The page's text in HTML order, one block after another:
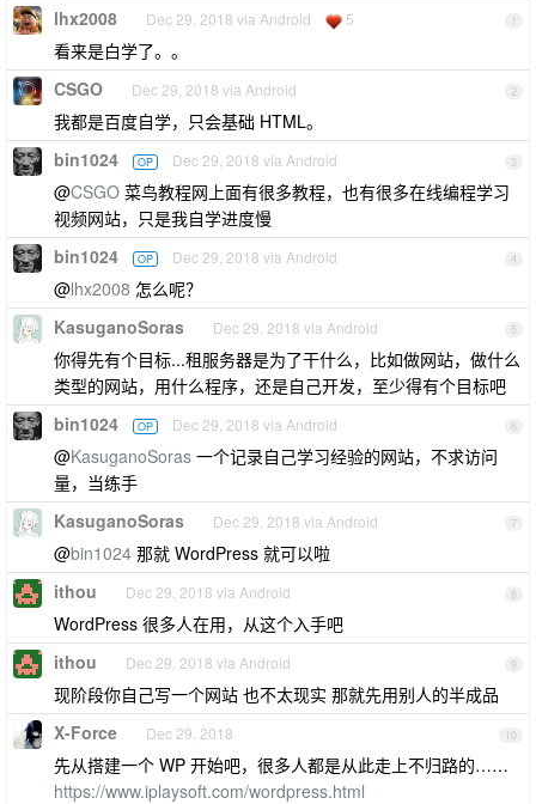
1
lhx2008 Dec 29, 2018 via Android 5
看来是白学了。。
2
CSGO Dec 29, 2018 via Android
我都是百度自学，只会基础 HTML。
3
bin1024 OP Dec 29, 2018 via Android
@CSGO 菜鸟教程网上面有很多教程，也有很多在线编程学习
视频网站，只是我自学进度慢
4
bin1024 OP Dec 29, 2018 via Android
@lhx2008 怎么呢？
5
KasuganoSoras Dec 29, 2018 via Android
你得先有个目标...租服务器是为了干什么，比如做网站，做什么
类型的网站，用什么程序，还是自己开发，至少得有个目标吧
6
bin1024 OP Dec 29, 2018 via Android
@KasuganoSoras 一个记录自己学习经验的网站，不求访问
量，当练手
7
KasuganoSoras Dec 29, 2018 via Android
@bin1024 那就 WordPress 就可以啦
8
ithou Dec 29, 2018 via Android
WordPress 很多人在用，从这个入手吧
9
ithou Dec 29, 2018 via Android
现阶段你自己写一个网站 也不太现实 那就先用别人的半成品
10
X-Force Dec 29, 2018
先从搭建一个 WP 开始吧，很多人都是从此走上不归路的……
https://www.iplaysoft.com/wordpress.html